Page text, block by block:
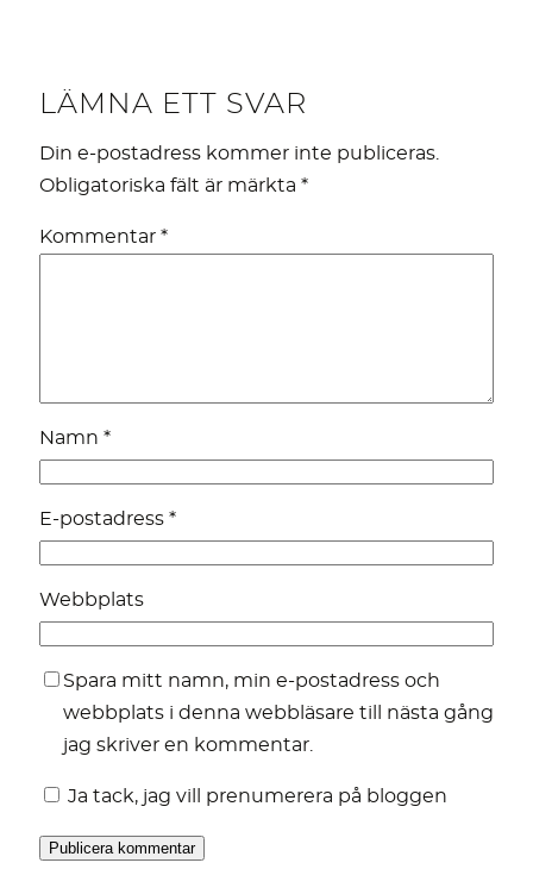
LÄMNA ETT SVAR
Din e-postadress kommer inte publiceras.
Obligatoriska fält är märkta *
Kommentar *
Namn *
E-postadress *
Webbplats
Spara mitt namn, min e-postadress och
webbplats i denna webbläsare till nästa gång
jag skriver en kommentar.
Ja tack, jag vill prenumerera på bloggen